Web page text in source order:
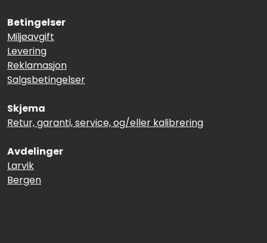
Betingelser
Miljøavgift
Levering
Reklamasjon
Salgsbetingelser
Skjema
Retur, garanti, service, og/eller kalibrering
Avdelinger
Larvik
Bergen